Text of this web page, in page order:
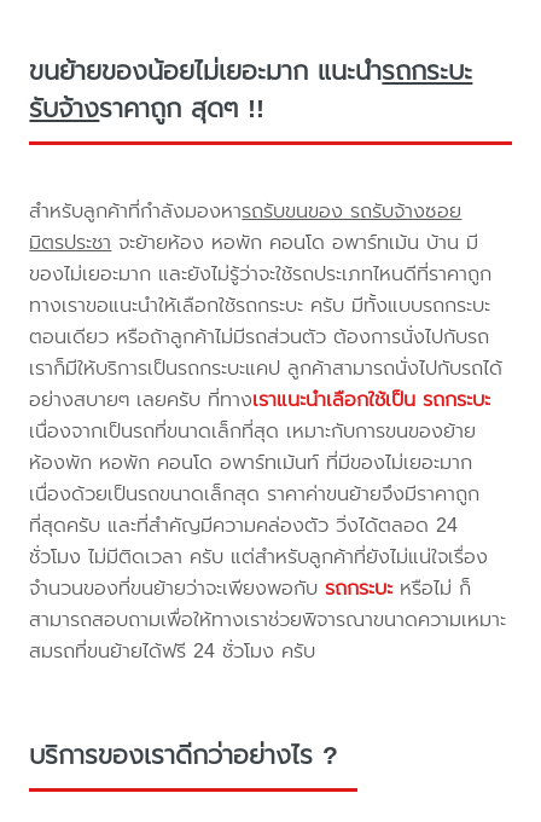
ขนย้ายของน้อยไม่เยอะมาก แนะนำรถกระบะ
รับจ้างราคาถูก สุดๆ !!
สำหรับลูกค้าที่กำลังมองหารถรับขนของ รถรับจ้างซอย
มิตรประชา จะย้ายห้อง หอพัก คอนโด อพาร์ทเม้น บ้าน มี
ของไม่เยอะมาก และยังไม่รู้ว่าจะใช้รถประเภทไหนดีที่ราคาถูก
ทางเราขอแนะนำให้เลือกใช้รถกระบะ ครับ มีทั้งแบบรถกระบะ
ตอนเดียว หรือถ้าลูกค้าไม่มีรถส่วนตัว ต้องการนั่งไปกับรถ
เราก็มีให้บริการเป็นรถกระบะแคป ลูกค้าสามารถนั่งไปกับรถได้
อย่างสบายๆ เลยครับ ที่ทางเราแนะนำเลือกใช้เป็น รถกระบะ
เนื่องจากเป็นรถที่ขนาดเล็กที่สุด เหมาะกับการขนของย้าย
ห้องพัก หอพัก คอนโด อพาร์ทเม้นท์ ที่มีของไม่เยอะมาก
เนื่องด้วยเป็นรถขนาดเล็กสุด ราคาค่าขนย้ายจึงมีราคาถูก
ที่สุดครับ และที่สำคัญมีความคล่องตัว วิ่งได้ตลอด 24
ชั่วโมง ไม่มีติดเวลา ครับ แต่สำหรับลูกค้าที่ยังไม่แน่ใจเรื่อง
จำนวนของที่ขนย้ายว่าจะเพียงพอกับรถกระบะ หรือไม่ ก็
สามารถสอบถามเพื่อให้ทางเราช่วยพิจารณาขนาดความเหมาะ
สมรถที่ขนย้ายได้ฟรี 24 ชั่วโมง ครับ
บริการของเราดีกว่าอย่างไร ?